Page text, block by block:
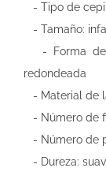
- Tipo de
- Tamaño:
- Forma de
redondeada
- Material de
- Número de
- Número de
- Dureza: